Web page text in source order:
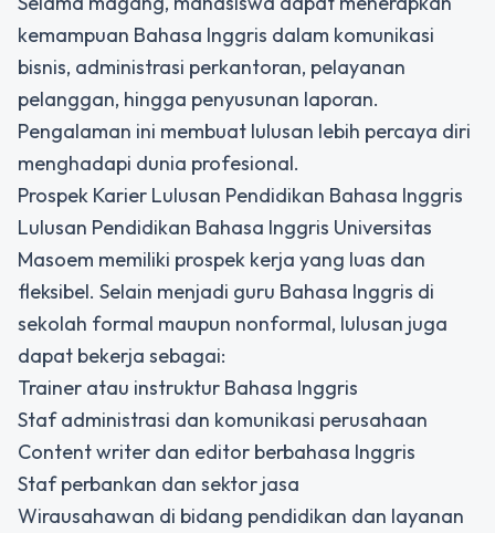
kemampuan Bahasa Inggris dalam komunikasi
bisnis, administrasi perkantoran, pelayanan
pelanggan, hingga penyusunan laporan.
Pengalaman ini membuat lulusan lebih percaya diri
menghadapi dunia profesional.
Prospek Karier Lulusan Pendidikan Bahasa Inggris
Lulusan Pendidikan Bahasa Inggris Universitas
Masoem memiliki prospek kerja yang luas dan
fleksibel. Selain menjadi guru Bahasa Inggris di
sekolah formal maupun nonformal, lulusan juga
dapat bekerja sebagai:
Trainer atau instruktur Bahasa Inggris
Staf administrasi dan komunikasi perusahaan
Content writer dan editor berbahasa Inggris
Staf perbankan dan sektor jasa
Wirausahawan di bidang pendidikan dan layanan